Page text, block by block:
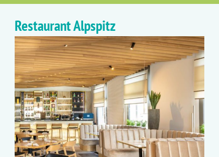
Restaurant Alpspitz